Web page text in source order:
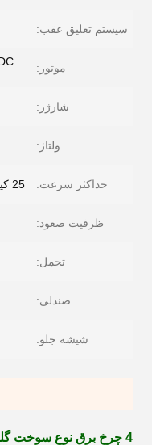
سیستم تعلیق عقب:
موتور:
شارژر:
ولتاژ:
حداکثر سرعت: 25 کیلومتر در ساعت یا 45 کیلومتر در ساعت
ظرفیت صعود:
تحمل:
صندلی:
شیشه جلو: